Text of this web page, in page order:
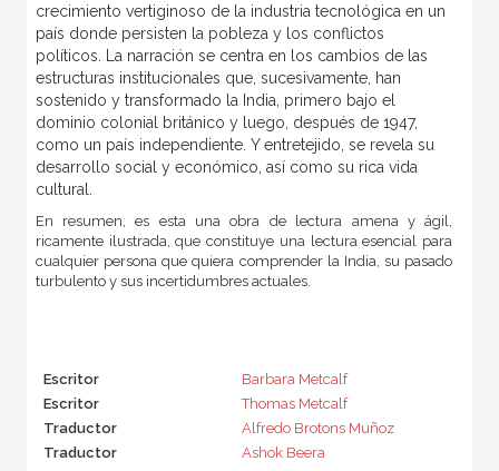
crecimiento vertiginoso de la industria tecnológica en un
país donde persisten la pobleza y los conflictos
políticos.
La narración se centra en
los cambios de las
estructuras institucionales que, sucesivamente, han
sostenido y transformado la India, primero bajo el
dominio colonial
británico y luego, después de 1947,
como un país independiente. Y entretejido, se revela su
desarrollo social y económico así como su rica vida
cultural.
En resumen, es esta una obra de lectura amena y ágil,
ricamente ilustrada, que constituye una lectura esencial para
cualquier persona que quiera comprender la India , su pasado
turbulento y sus incertidumbres actuales.
Escritor
Barbara Metcalf
Escritor
Thomas Metcalf
Traductor
Alfredo Brotons Muñoz
Traductor
Ashok Beera